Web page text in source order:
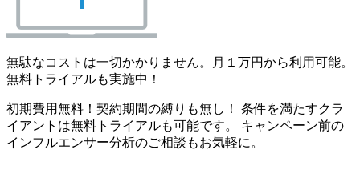
無駄なコストは一切かかりません。月１万円から利用可能。
無料トライアルも実施中！
初期費用無料！契約期間の縛りも無し！ 条件を満たすクラ
イアントは無料トライアルも可能です。 キャンペーン前の
インフルエンサー分析のご相談もお気軽に。